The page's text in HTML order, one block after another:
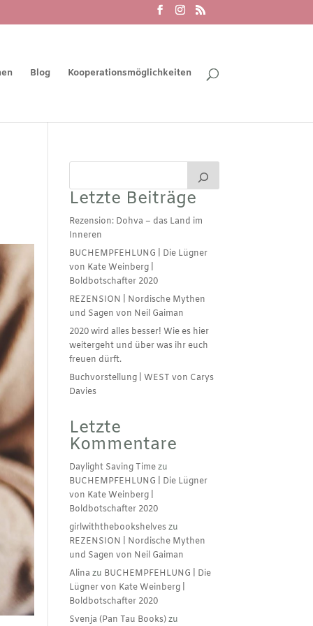
Blog Kooperationsmöglichkeiten
Letzte Beiträge
Rezension: Dohva – das Land im
Inneren
BUCHEMPFEHLUNG | Die Lügner
von Kate Weinberg |
Boldbotschafter 2020
REZENSION | Nordische Mythen
und Sagen von Neil Gaiman
2020 wird alles besser! Wie es hier
weitergeht und über was ihr euch
freuen dürft.
Buchvorstellung | WEST von Carys
Davies
Letzte
Kommentare
Daylight Saving Timezu
BUCHEMPFEHLUNG | Die Lügner
von Kate Weinberg |
Boldbotschafter 2020
girlwiththebookshelveszu
REZENSION | Nordische Mythen
und Sagen von Neil Gaiman
Alina zu BUCHEMPFEHLUNG | Die
Lügner von Kate Weinberg |
Boldbotschafter 2020
Svenja (Pan Tau Books)zu